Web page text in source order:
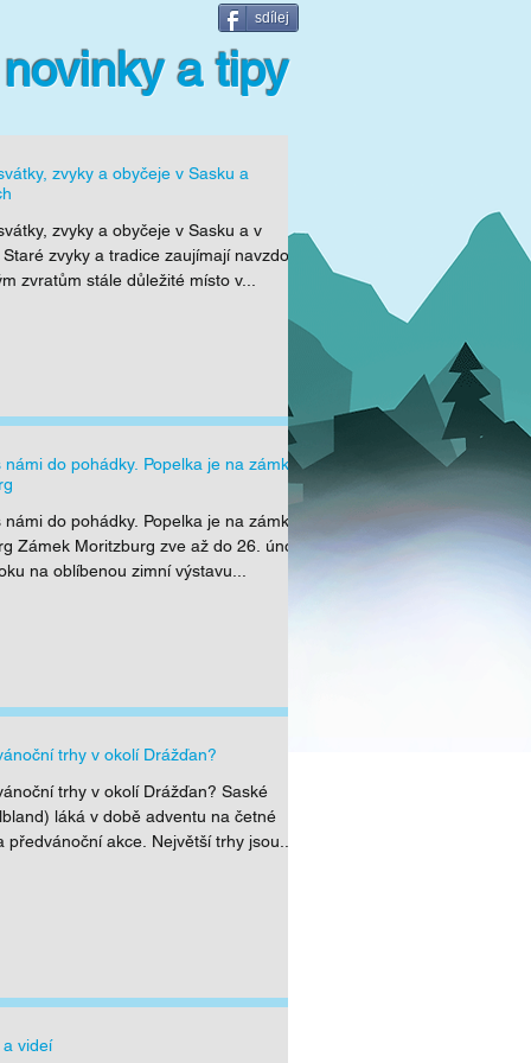
místní
sdílej
a tipy
zvyky a obyčeje v Sasku a
zvyky a obyčeje v Sasku a v
zvyky a tradice zaujímají navzdory
zvratům stále důležité místo v...
námi do pohádky. Popelka je na zámku
námi do pohádky. Popelka je na zámku
Zámek Moritzburg zve až do 26. února
na oblíbenou zimní výstavu...
trhy v okolí Drážďan?
trhy v okolí Drážďan? Saské
láká v době adventu na četné
předvánoční akce. Největší trhy jsou...
videí